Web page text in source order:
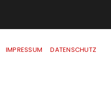
IMPRESSUM |DATENSCHUTZ